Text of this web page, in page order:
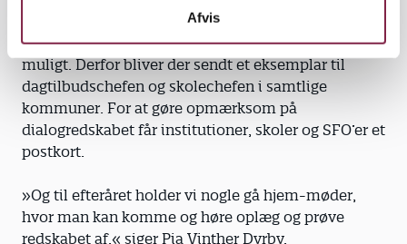
Afvis
På Danmarks Evalueringsinstitut vil man gerne
have, at redskabet får så stor udbredelse som
muligt. Derfor bliver der sendt et eksemplar til
dagtilbudschefen og skole­chefen i samtlige
kommuner. For at gøre opmærksom på
dialogredskabet får institu­tioner, skoler og SFO’er et
postkort.
»Og til efteråret holder vi nogle gå hjem-møder,
hvor man kan komme og høre oplæg og prøve
redskabet af,« siger Pia Vinther Dyrby.